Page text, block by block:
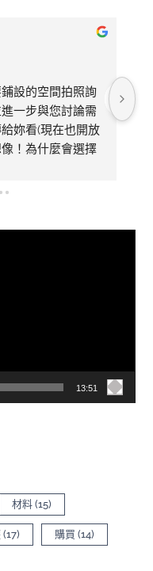
設的空間拍照詢
一步與您討論需
妳看(現在也開放
！為什麼會選擇
產品差異
13:51
材料 (15)
(17) 購買 (14)